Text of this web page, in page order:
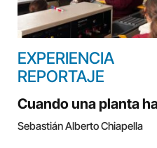
EXPERIENCIA
REPORTAJE
Cuando una planta
Sebastián Alberto Chiapella